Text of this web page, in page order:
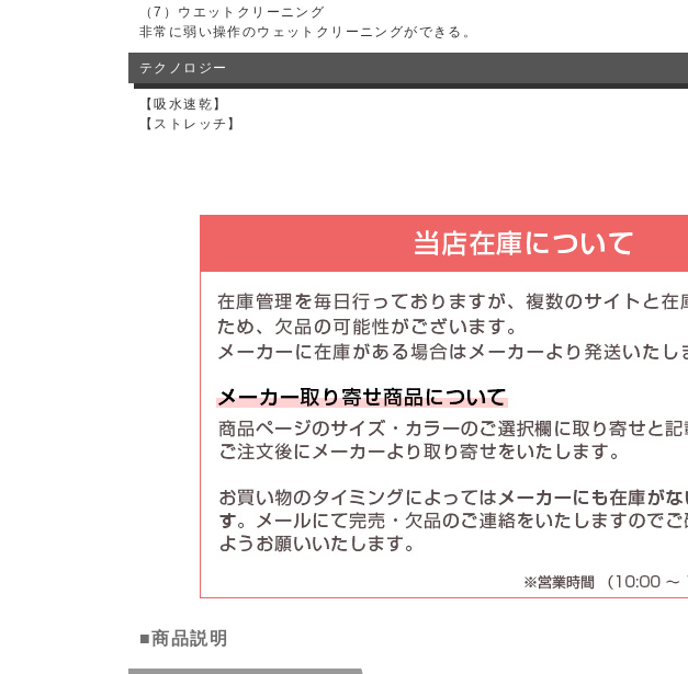
（7）ウエットクリーニング
非常に弱い操作のウェットクリーニングができる。
テクノロジー
【吸水速乾】
【ストレッチ】
■商品説明